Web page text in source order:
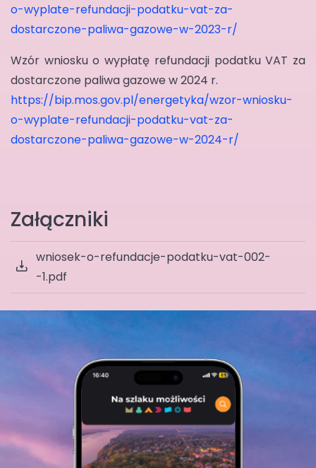
o-wyplate-refundacji-podatku-vat-za-
dostarczone-paliwa-gazowe-w-2023-r/
Wzór wniosku o wypłatę refundacji podatku VAT za
dostarczone paliwa gazowe w 2024 r.
https://bip.mos.gov.pl/energetyka/wzor-wniosku-
o-wyplate-refundacji-podatku-vat-za-
dostarczone-paliwa-gazowe-w-2024-r/
Załączniki
wniosek-o-refundacje-podatku-vat-002-
-1.pdf